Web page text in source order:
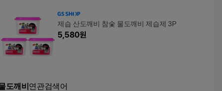
제습 산도깨비 참숯 물도깨비 제습제 3P
5,580원
도깨비 연관검색어